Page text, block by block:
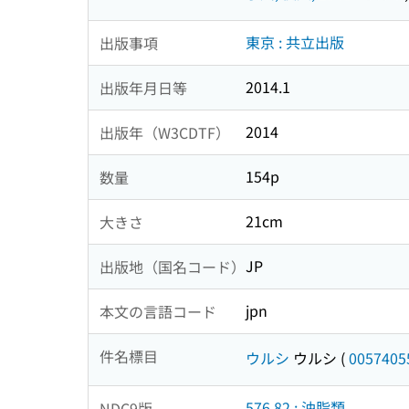
出版事項 東京 : 共立出版
出版年月日等 2014.1
出版年（W3CDTF） 2014
数量 154p
大きさ 21cm
出版地（国名コード） JP
本文の言語コード jpn
件名標目 ウルシ ウルシ (